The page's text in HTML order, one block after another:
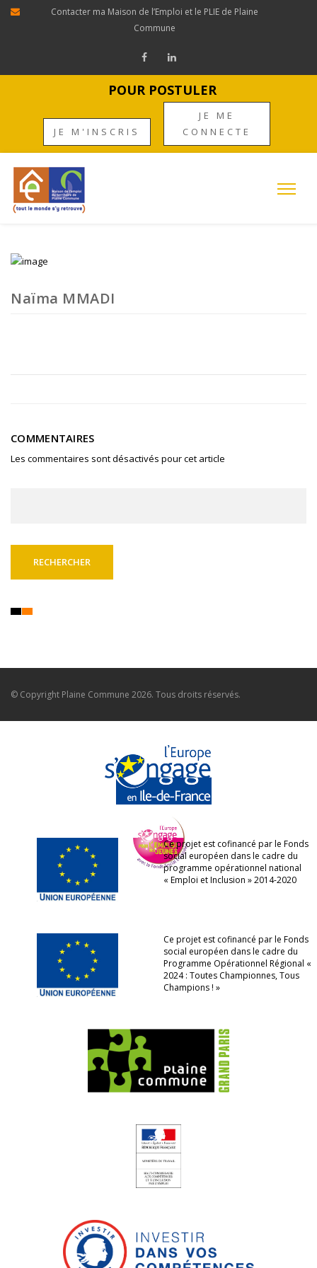
Contacter ma Maison de l’Emploi et le PLIE de Plaine
Commune
POUR POSTULER
JE M'INSCRIS
JE ME
CONNECTE
Naïma MMADI
COMMENTAIRES
Les commentaires sont désactivés pour cet article
© Copyright Plaine Commune 2026. Tous droits réservés.
Ce projet est cofinancé par le Fonds
social européen dans le cadre du
programme opérationnel national
« Emploi et Inclusion » 2014-2020
Ce projet est cofinancé par le Fonds
social européen dans le cadre du
Programme Opérationnel Régional «
2024 : Toutes Championnes, Tous
Champions ! »